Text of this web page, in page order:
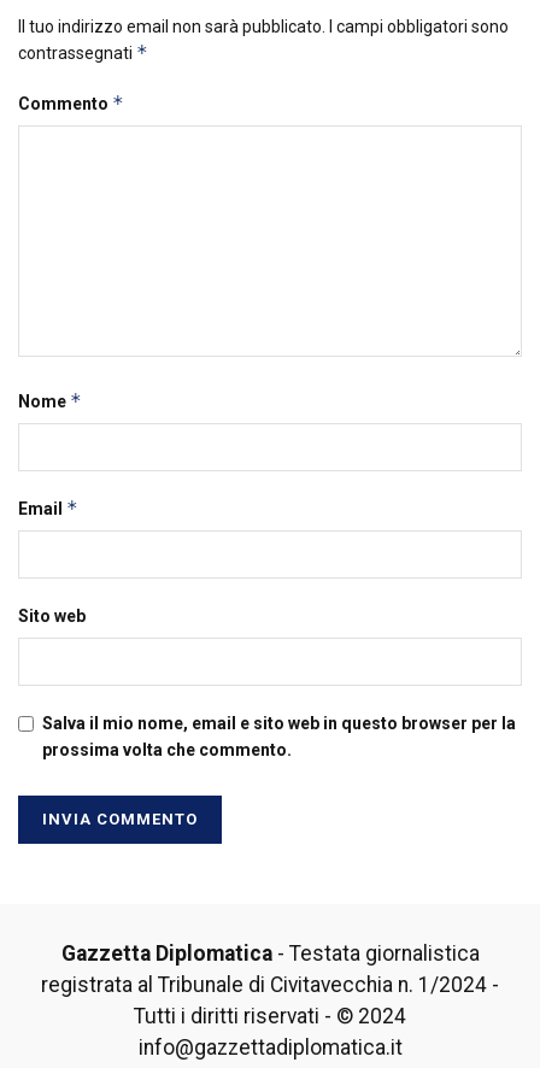
Il tuo indirizzo email non sarà pubblicato.
I campi obbligatori sono
contrassegnati *
Commento *
Nome *
Email *
Sito web
Salva il mio nome, email e sito web in questo browser per la
prossima volta che commento.
Gazzetta Diplomatica- Testata giornalistica
registrata al Tribunale di Civitavecchia n. 1/2024 -
Tutti i diritti riservati - © 2024
info@gazzettadiplomatica.it